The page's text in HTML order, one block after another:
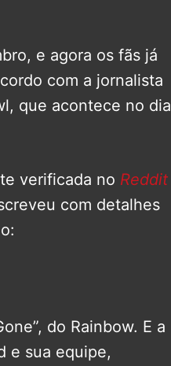
e agora os fãs já
com a jornalista
que acontece no dia
verificada no Reddit
com detalhes
do Rainbow. E a
e sua equipe,